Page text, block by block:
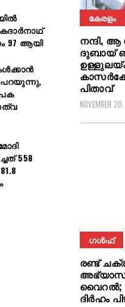
കേരളം
നന്ദി,
ദുബായ്
പിതാവ്
NOVEMBER
ഗൾഫ്
രണ്ട്
വൈറൽ;
ദിർഹം
97 ആയി
558